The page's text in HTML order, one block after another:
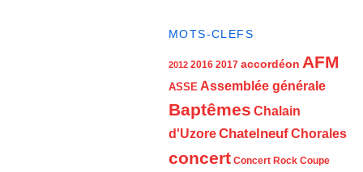
MOTS-CLEFS
2012 2016 2017 accordéon AFM
ASSE Assemblée générale
Baptêmes Chalain
d'UzoreChatelneufChorales
concert Concert Rock Coupe